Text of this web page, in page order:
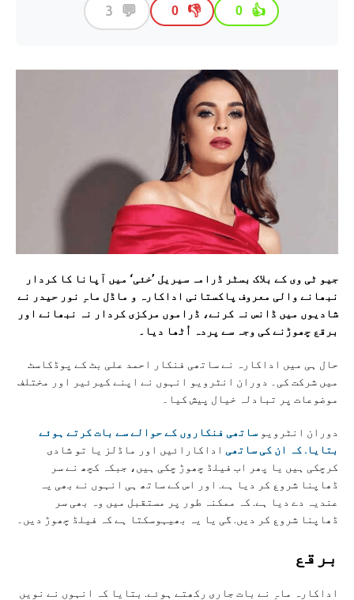
👍
0
👎
0
💬
3
جیو ٹی وی کے بلاک بسٹر ڈرامہ سیریل ’خئی‘ میں آپانا کا کردار
نبھانے والی معروف پاکستانی اداکارہ و ماڈل ماہِ نور حیدر نے
شادیوں میں ڈانس نہ کرنے، ڈراموں مرکزی کردار نہ نبھانے اور
برقع چھوڑنے کی وجہ سے پردہ اُٹھا دیا۔
حال ہی میں اداکارہ نے ساتھی فنکار احمد علی بٹ کے پوڈکاسٹ
میں شرکت کی۔ دوران انٹرویو انہوں نے اپنے کیرئیر اور مختلف
موضوعات پر تبادلہ خیال پیش کیا۔
دوران انٹرویو ساتھی فنکاروں کے حوالے سے بات کرتے ہوئے
بتایا. کہ ان کی ساتھی اداکارائیں اور ماڈلز یا تو شادی
کرچکی ہیں یا پھر اب فیلڈ چھوڑ چکی ہیں، جبکہ کچھ نے سر
ڈھاپنا شروع کر دیا ہے. اور اس کے ساتھ ہی انہوں نے بھی یہ
عندیہ دے دیا ہے. کہ ممکنہ طور پر مستقبل میں وہ بھی سر
ڈھاپنا شروع کر دیں. گی یا یہ بھیہوسکتا ہے کہ فیلڈ چھوڑ دیں۔
برقع
اداکارہ ماہِ نے بات جاری رکھتے ہوئے. بتایا کہ انہوں نے نویں